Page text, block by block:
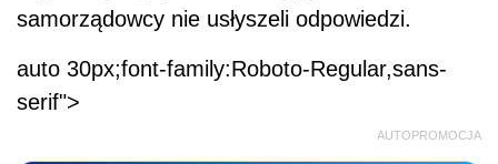
samorządowcy nie usłyszeli odpowiedzi.
auto 30px;font-family:Roboto-Regular,sans-
serif">
AUTOPROMOCJA